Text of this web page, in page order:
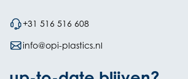
+31 516 516 608
info@opi-plastics.nl